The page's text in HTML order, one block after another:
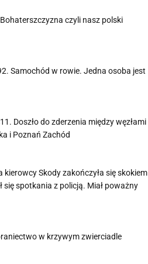
czyli nasz polski
Samochód w rowie. Jedna osoba jest
Doszło do zderzenia między węzłami
i Poznań Zachód
kierowcy Skody zakończyła się skokiem
się spotkania z policją. Miał poważny
w krzywym zwierciadle